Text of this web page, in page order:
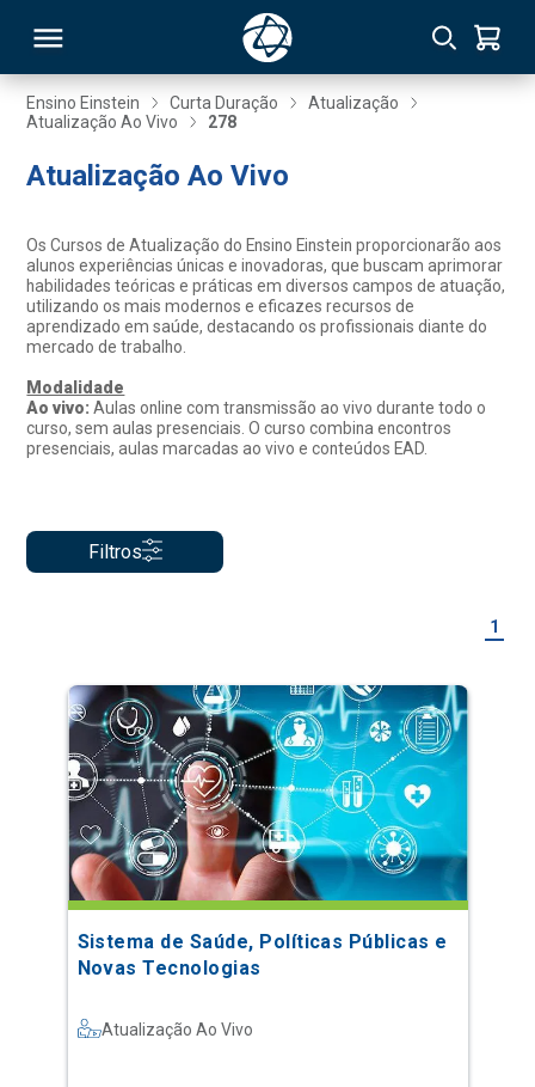
Ensino Einstein Curta Duração
Atualização
Atualização Ao Vivo
278
Atualização Ao Vivo
Os Cursos de Atualização do Ensino Einstein proporcionarão aos
alunos experiências únicas e inovadoras, que buscam aprimorar
habilidades teóricas e práticas em diversos campos de atuação,
utilizando os mais modernos e eficazes recursos de
aprendizado em saúde, destacando os profissionais diante do
mercado de trabalho.
Modalidade
Ao vivo:Aulas online com transmissão ao vivo durante todo o
curso, sem aulas presenciais. O curso combina encontros
presenciais, aulas marcadas ao vivo e conteúdos EAD.
Filtros
1
Sistema de Saúde, Políticas Públicas e
Novas Tecnologias
Atualização Ao Vivo